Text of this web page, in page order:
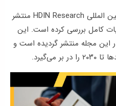
به تازگی گزارشی جدید از شرکت بین المللی HDIN Research منتشر
کامل بررسی کرده است. این
در تاریخ ۲۶ جولای ۲۰۲۵ در این مجله منتشر گردیده است و